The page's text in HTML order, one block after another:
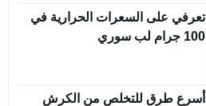
تعرفي على السعرات الحرارية في
100 جرام لب سوري
أسرع طرق للتخلص من الكرش